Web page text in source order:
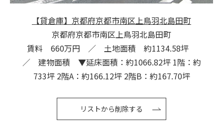
【貸倉庫】京都府京都市南区上鳥羽北島田町
京都府京都市南区上鳥羽北島田町
賃料 660万円 ／ 土地面積 約1134.58坪
／ 建物面積 ▼延床面積：約1066.82坪 1階：約
733坪 2階A：約166.12坪 2階B：約167.70坪
リストから削除する